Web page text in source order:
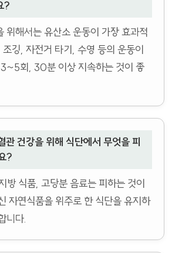
?
위해서는 유산소 운동이 가장 효과적
깅, 자전거 타기, 수영 등의 운동이
회, 30분 이상 지속하는 것이 좋
관 건강을 위해 식단에서 무엇을 피
?
방 식품, 고당분 음료는 피하는 것이
자연식품을 위주로 한 식단을 유지하
니다.